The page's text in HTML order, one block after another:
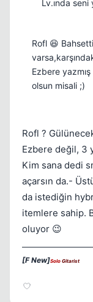
Lv.ında seni
Rofl 😆
Ezbere
olsun misali ;)
Rofl ?
Ezbere değil, 3
Kim sana dedi
açarsın da.-
da istediğin
itemlere sahip.
oluyor 😉
[F New]Solo Gitarist